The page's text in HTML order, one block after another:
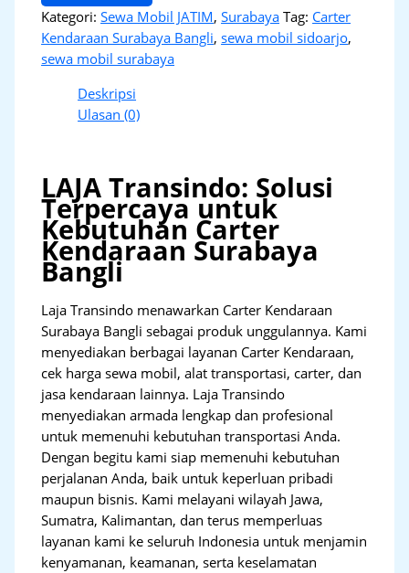
Kategori:Sewa Mobil JATIM,Surabaya Tag: Carter
Kendaraan Surabaya Bangli,sewa mobil sidoarjo,
sewa mobil surabaya
Deskripsi
Ulasan (0)
LAJA Transindo: Solusi
Terpercaya untuk
Kebutuhan Carter
Kendaraan Surabaya
Bangli
Laja Transindo menawarkan Carter Kendaraan
Surabaya Bangli sebagai produk unggulannya. Kami
menyediakan berbagai layanan Carter Kendaraan,
cek harga sewa mobil, alat transportasi, carter, dan
jasa kendaraan lainnya. Laja Transindo
menyediakan armada lengkap dan profesional
untuk memenuhi kebutuhan transportasi Anda.
Dengan begitu kami siap memenuhi kebutuhan
perjalanan Anda, baik untuk keperluan pribadi
maupun bisnis. Kami melayani wilayah Jawa,
Sumatra, Kalimantan, dan terus memperluas
layanan kami ke seluruh Indonesia untuk menjamin
kenyamanan, keamanan, serta keselamatan